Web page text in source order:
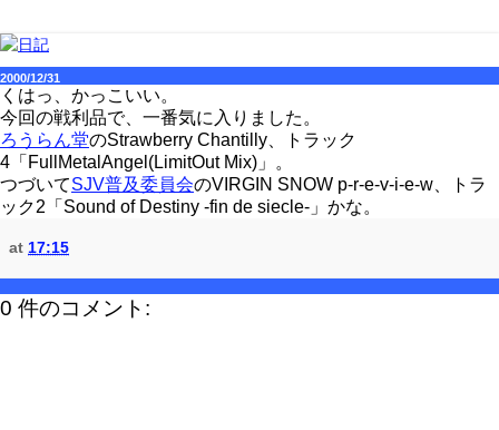
2000/12/31
くはっ、かっこいい。
今回の戦利品で、一番気に入りました。
ろうらん堂のStrawberry Chantilly、トラック
4「FullMetalAngel(LimitOut Mix)」。
つづいてSJV普及委員会のVIRGIN SNOW p-r-e-v-i-e-w、トラ
ック2「Sound of Destiny -fin de siecle-」かな。
at 17:15
0 件のコメント: